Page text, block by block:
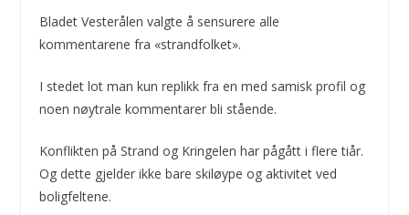
Bladet Vesterålen valgte å sensurere alle
kommentarene fra «strandfolket».
I stedet lot man kun replikk fra en med samisk profil og
noen nøytrale kommentarer bli stående.
Konflikten på Strand og Kringelen har pågått i flere tiår.
Og dette gjelder ikke bare skiløype og aktivitet ved
boligfeltene.